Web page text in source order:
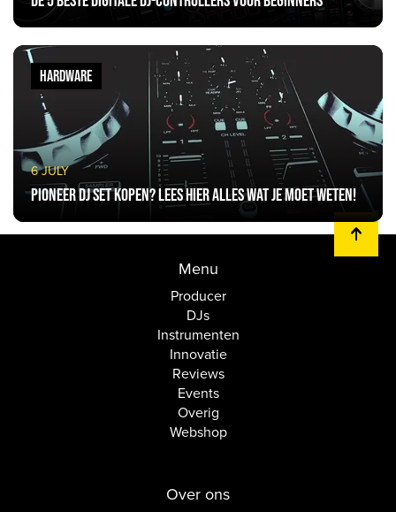
6 JULY
Pioneer DJ Set kopen? Lees hier alles wat je moet weten!
HARDWARE
Menu
Producer
DJs
Instrumenten
Innovatie
Reviews
Events
Overig
Webshop
Over ons